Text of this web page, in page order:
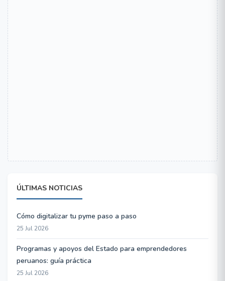
ÚLTIMAS NOTICIAS
Cómo digitalizar tu pyme paso a paso
25 Jul 2026
Programas y apoyos del Estado para emprendedores
peruanos: guía práctica
25 Jul 2026